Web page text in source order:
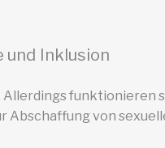
und Inklusion
funktionieren
Abschaffung von